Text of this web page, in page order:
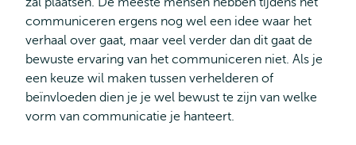
communiceren ergens nog wel een idee waar het
verhaal over gaat, maar veel verder dan dit gaat de
bewuste ervaring van het communiceren niet. Als je
een keuze wil maken tussen verhelderen of
beïnvloeden dien je je wel bewust te zijn van welke
vorm van communicatie je hanteert.